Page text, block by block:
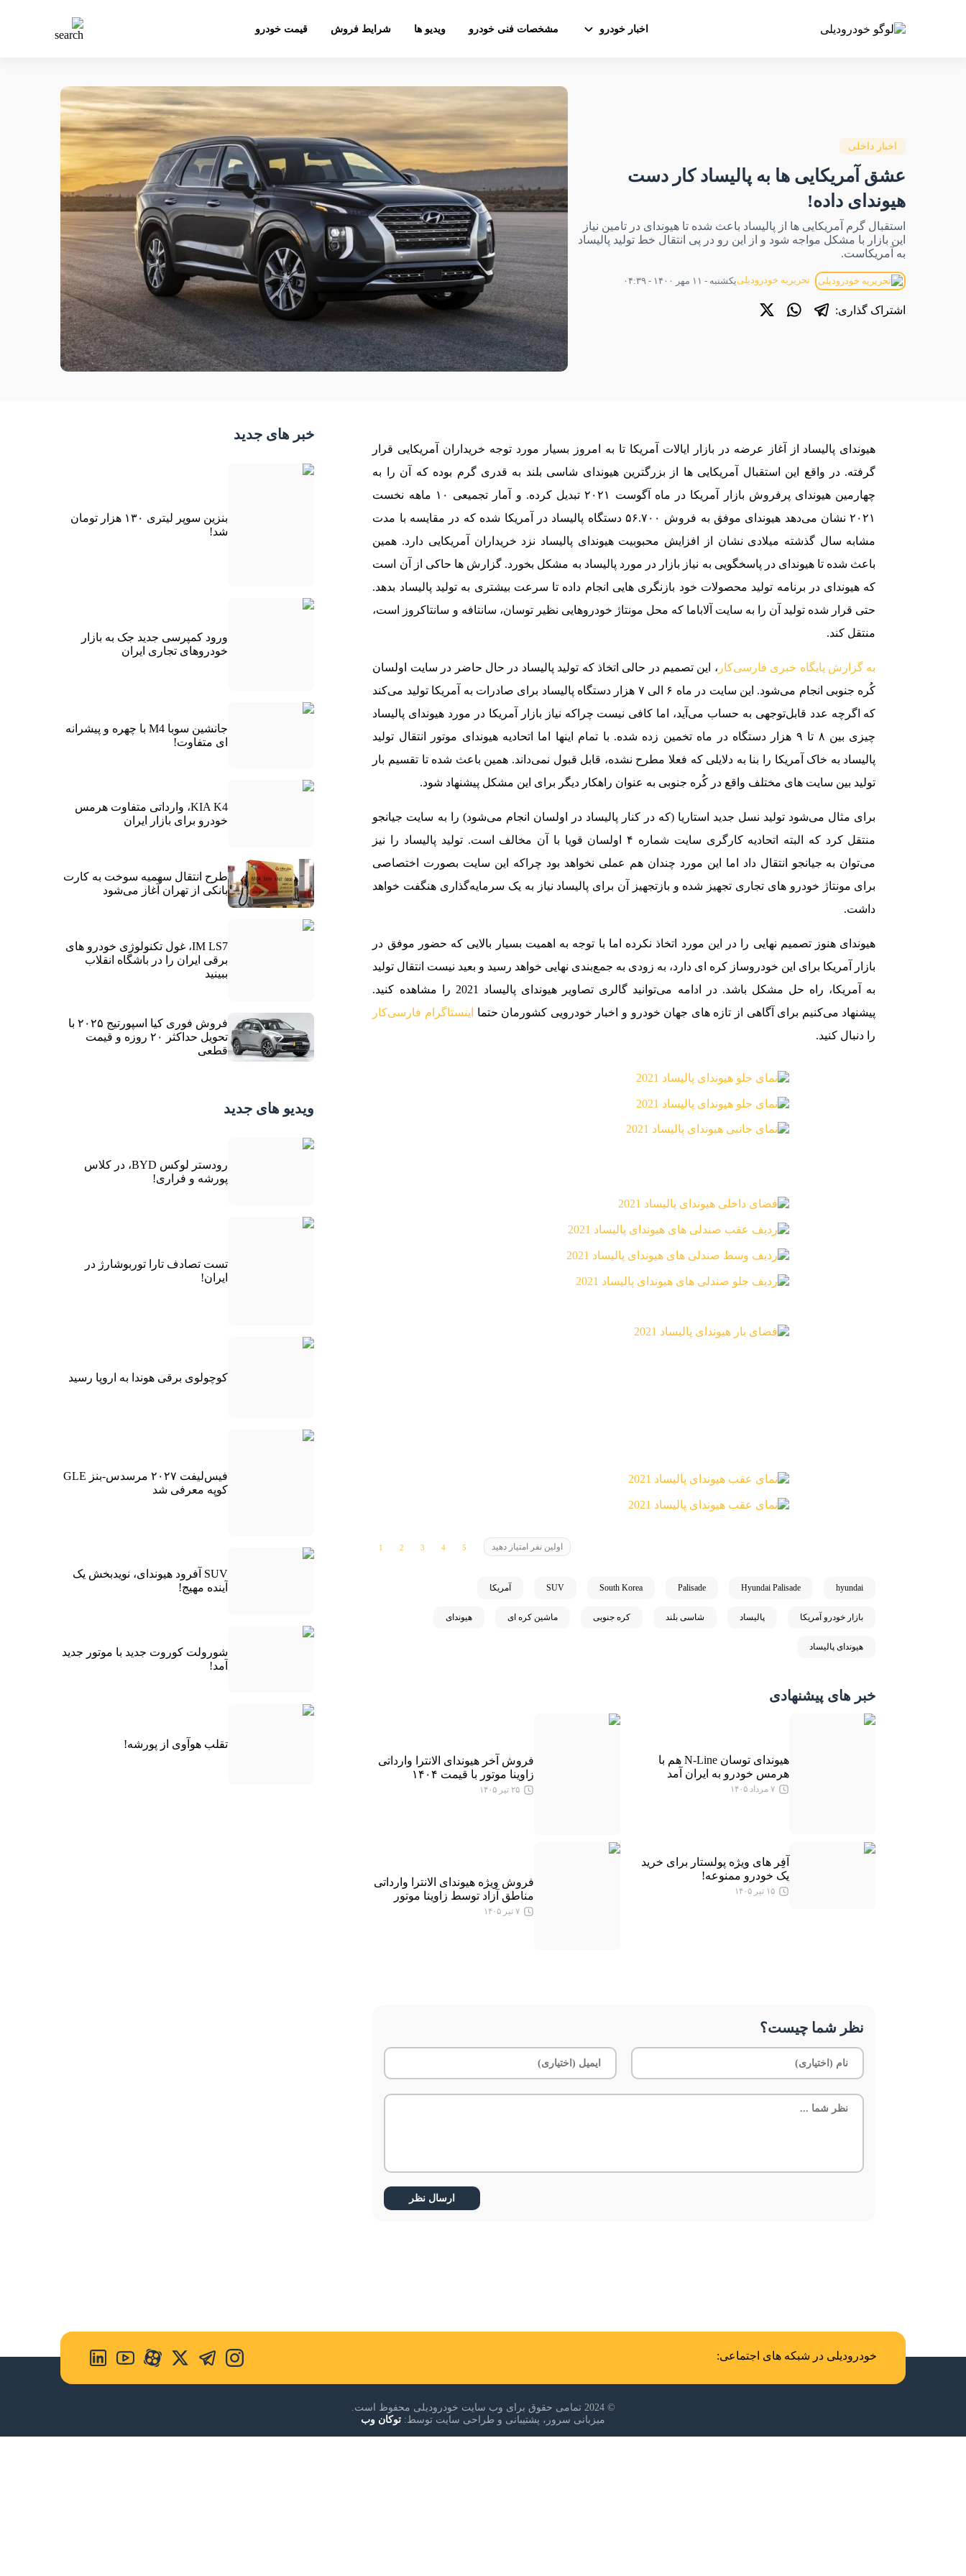
اخبار خودرو مشخصات فنی خودرو ویدیو ها شرایط فروش قیمت خودرو
اخبار داخلی
عشق آمریکایی ها به پالیساد کار دست
هیوندای داده!
استقبال گرم آمریکایی ها از پالیساد باعث شده تا هیوندای در تامین نیاز
این بازار با مشکل مواجه شود و از این رو در پی انتقال خط تولید پالیساد
به آمریکاست.
تحریریه خودرودیلییکشنبه - ۱۱ مهر ۱۴۰۰ - ۰۴:۳۹
اشتراک گذاری:
هیوندای پالیساد از آغاز عرضه در بازار ایالات آمریکا تا به امروز بسیار مورد توجه خریداران آمریکایی قرار
گرفته. در واقع این استقبال آمریکایی ها از بزرگترین هیوندای شاسی بلند به قدری گرم بوده که آن را به
چهارمین هیوندای پرفروش بازار آمریکا در ماه آگوست ۲۰۲۱ تبدیل کرده. و آمار تجمیعی ۱۰ ماهه نخست
۲۰۲۱ نشان می‌دهد هیوندای موفق به فروش ۵۶.۷۰۰ دستگاه پالیساد در آمریکا شده که در مقایسه با مدت
مشابه سال گذشته میلادی نشان از افزایش محبوبیت هیوندای پالیساد نزد خریداران آمریکایی دارد. همین
باعث شده تا هیوندای در پاسخگویی به نیاز بازار در مورد پالیساد به مشکل بخورد. گزارش ها حاکی از آن است
که هیوندای در برنامه تولید محصولات خود بازنگری هایی انجام داده تا سرعت بیشتری به تولید پالیساد بدهد.
حتی قرار شده تولید آن را به سایت آلاباما که محل مونتاژ خودروهایی نظیر توسان، سانتافه و سانتاکروز است،
منتقل کند.
به گزارش پایگاه خبری فارسی‌کار ، این تصمیم در حالی اتخاذ که تولید پالیساد در حال حاضر در سایت اولسان
کُره جنوبی انجام می‌شود. این سایت در ماه ۶ الی ۷ هزار دستگاه پالیساد برای صادرات به آمریکا تولید می‌کند
که اگرچه عدد قابل‌توجهی به حساب می‌آید، اما کافی نیست چراکه نیاز بازار آمریکا در مورد هیوندای پالیساد
چیزی بین ۸ تا ۹ هزار دستگاه در ماه تخمین زده شده. با تمام اینها اما اتحادیه هیوندای موتور انتقال تولید
پالیساد به خاک آمریکا را بنا به دلایلی که فعلا مطرح نشده، قابل قبول نمی‌داند. همین باعث شده تا تقسیم بار
تولید بین سایت های مختلف واقع در کُره جنوبی به عنوان راهکار دیگر برای این مشکل پیشنهاد شود.
برای مثال می‌شود تولید نسل جدید استاریا (که در کنار پالیساد در اولسان انجام می‌شود) را به سایت جیانجو
منتقل کرد که البته اتحادیه کارگری سایت شماره ۴ اولسان قویا با آن مخالف است. تولید پالیساد را نیز
می‌توان به جیانجو انتقال داد اما این مورد چندان هم عملی نخواهد بود چراکه این سایت بصورت اختصاصی
برای مونتاژ خودرو های تجاری تجهیز شده و بازتجهیز آن برای پالیساد نیاز به یک سرمایه‌گذاری هنگفت خواهد
داشت.
هیوندای هنوز تصمیم نهایی را در این مورد اتخاذ نکرده اما با توجه به اهمیت بسیار بالایی که حضور موفق در
بازار آمریکا برای این خودروساز کره ای دارد، به زودی به جمع‌بندی نهایی خواهد رسید و بعید نیست انتقال تولید
به آمریکا، راه حل مشکل باشد. در ادامه می‌توانید گالری تصاویر هیوندای پالیساد 2021 را مشاهده کنید.
پیشنهاد می‌کنیم برای آگاهی از تازه های جهان خودرو و اخبار خودرویی کشورمان حتما
اینستاگرام فارسی‌کار
را دنبال کنید.
اولین نفر امتیاز دهید
hyundai
Hyundai Palisade
Palisade
South Korea
SUV آمریکا
بازار خودرو آمریکا پالیساد شاسی بلند کره جنوبی ماشین کره ای هیوندای
هیوندای پالیساد
خبر های پیشنهادی
هیوندای توسان N-Line هم با
هرمس خودرو به ایران آمد
۷ مرداد ۱۴۰۵
فروش آخر هیوندای الانترا وارداتی
زاوینا موتور با قیمت ۱۴۰۴
۲۵ تیر ۱۴۰۵
آفِر های ویژه پولستار برای خرید
یک خودرو ممنوعه!
۱۵ تیر ۱۴۰۵
فروش ویژه هیوندای الانترا وارداتی
مناطق آزاد توسط زاوینا موتور
۷ تیر ۱۴۰۵
نظر شما چیست؟
خبر های جدید
بنزین سوپر لیتری ۱۳۰ هزار تومان
شد!
ورود کمپرسی جدید جک به بازار
خودروهای تجاری ایران
جانشین سوبا M4 با چهره و پیشرانه
ای متفاوت!
KIA K4، وارداتی متفاوت هرمس
خودرو برای بازار ایران
طرح انتقال سهمیه سوخت به کارت
بانکی از تهران آغاز می‌شود
IM LS7، غول تکنولوژی خودرو های
برقی ایران را در باشگاه انقلاب
ببینید
فروش فوری کیا اسپورتیج ۲۰۲۵ با
تحویل حداکثر ۲۰ روزه و قیمت
قطعی
ویدیو های جدید
رودستر لوکس BYD، در کلاس
پورشه و فراری!
تست تصادف تارا توربوشارژ در
ایران!
کوچولوی برقی هوندا به اروپا رسید
فیس‌لیفت ۲۰۲۷ مرسدس-بنز GLE
کوپه معرفی شد
SUV آفرود هیوندای، نویدبخش یک
آینده مهیج!
شورولت کوروت جدید با موتور جدید
آمد!
تقلب هوآوی از پورشه!
خودرودیلی در شبکه های اجتماعی:
© 2024 تمامی حقوق برای وب سایت خودرودیلی محفوظ است.
میزبانی سرور، پشتیبانی و طراحی سایت توسط: توکان وب